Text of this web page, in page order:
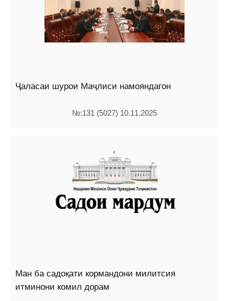
Ҷаласаи шурои Маҷлиси намояндагон
№:131 (5027) 10.11.2025
Ман ба садоқати кормандони милитсия
итминони комил дорам